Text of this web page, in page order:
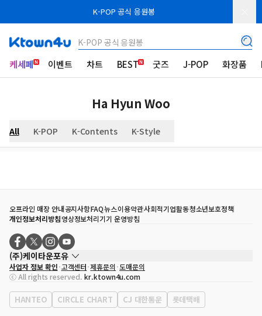
K-POP 공식 응원봉
K-POP 공식 응원봉
케세페 이벤트 차트 BEST 굿즈 J-POP 화장품
Ha Hyun Woo
All K-POP K-Contents K-Style
오프라인 매장 안내공지사항FAQ뉴스이용약관사회적기업활동청소년보호정책
개인정보처리방침영상정보처리기기 운영방침
(주)케이타운포유
대표자
송효민
사업자등록번호
120-87-71116
통신판매업 신고번호 제2011-서울강남-02223
대표전화
02-552-9855
사업자 정보 확인 고객센터 제휴문의 도매문의
ⓒ All rights reserved. kr.ktown4u.com
HANTEO CIRCLE CHART CJ 대한통운 롯데택배